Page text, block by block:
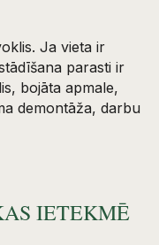
Ja vieta ir
parasti ir
bojāta apmale,
demontāža, darbu
IETEKMĒ